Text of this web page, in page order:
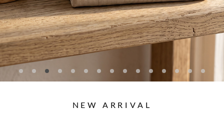
NEW ARRIVAL